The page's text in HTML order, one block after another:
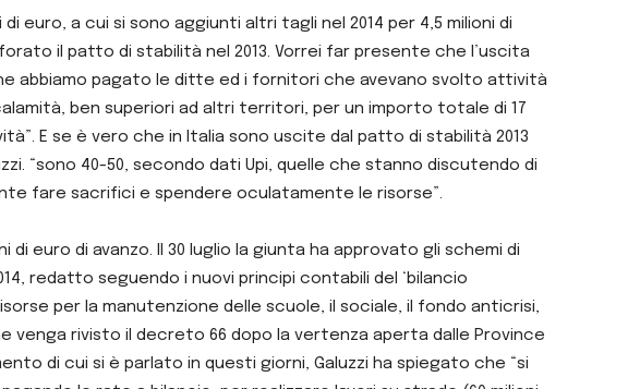
euro, a cui si sono aggiunti altri tagli nel 2014 per 4,5 milioni di
il patto di stabilità nel 2013. Vorrei far presente che l’uscita
abbiamo pagato le ditte ed i fornitori che avevano svolto attività
ben superiori ad altri territori, per un importo totale di 17
E se è vero che in Italia sono uscite dal patto di stabilità 2013
“sono 40-50, secondo dati Upi, quelle che stanno discutendo di
fare sacrifici e spendere oculatamente le risorse”.
euro di avanzo. Il 30 luglio la giunta ha approvato gli schemi di
redatto seguendo i nuovi principi contabili del ‘bilancio
per la manutenzione delle scuole, il sociale, il fondo anticrisi,
rivisto il decreto 66 dopo la vertenza aperta dalle Province
di cui si è parlato in questi giorni, Galuzzi ha spiegato che “si